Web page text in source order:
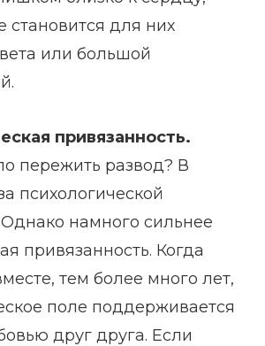
становится для них
или большой
привязанность.
пережить развод? В
психологической
намного сильнее
привязанность. Когда
тем более много лет,
поле поддерживается
друг друга. Если